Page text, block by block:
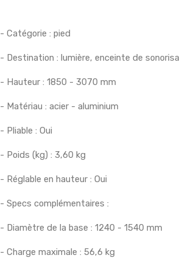
- Catégorie : pied
- Destination : lumière, enceinte de
- Hauteur : 1850 - 3070 mm
- Matériau : acier - aluminium
- Pliable : Oui
- Poids (kg) : 3,60 kg
- Réglable en hauteur : Oui
- Specs complémentaires :
- Diamètre de la base : 1240 - 1540 mm
- Charge maximale : 56,6 kg